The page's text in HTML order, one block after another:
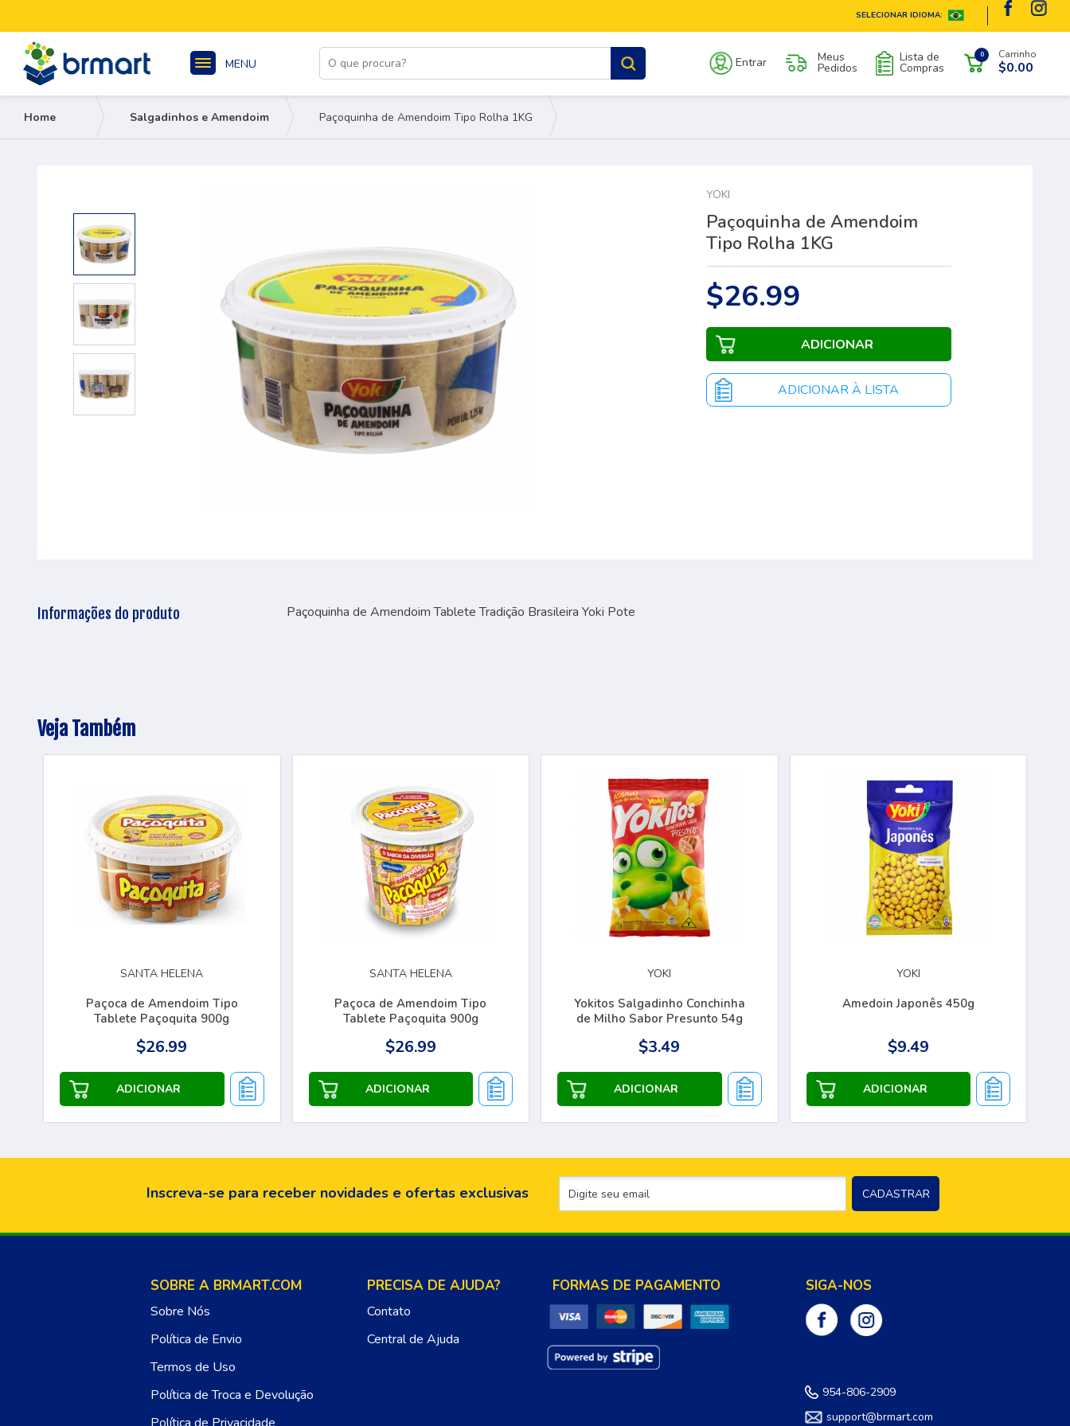
SELECIONAR IDIOMA:
MENU Entrar Meus
Pedidos
Lista de
Compras
0 Carrinho
$0.00
Home Salgadinhos e Amendoim Paçoquinha de Amendoim Tipo Rolha 1KG
YOKI
Paçoquinha de Amendoim
Tipo Rolha 1KG
$26.99
Informações do produto Paçoquinha de Amendoim Tablete Tradição Brasileira Yoki Pote
Veja Também
SANTA HELENA
Paçoca de Amendoim Tipo
Tablete Paçoquita 900g
$26.99
SANTA HELENA
Paçoca de Amendoim Tipo
Tablete Paçoquita 900g
$26.99
YOKI
Yokitos Salgadinho Conchinha
de Milho Sabor Presunto 54g
$3.49
YOKI
Amedoin Japonês 450g
$9.49
Inscreva-se para receber novidades e ofertas exclusivas
SOBRE A BRMART.COM
Sobre Nós
Política de Envio
Termos de Uso
Política de Troca e Devolução
PRECISA DE AJUDA?
Contato
Central de Ajuda
FORMAS DE PAGAMENTO SIGA-NOS
954-806-2909
support@brmart.com